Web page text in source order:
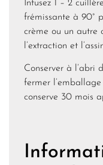
Infusez 1 – 2
frémissante à 90°
crème ou un autre
l’extraction et
Conserver à l’abri
fermer
conserve 30 mois